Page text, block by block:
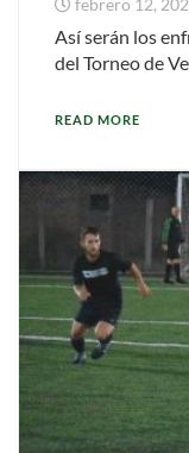
febrero 12,
Así serán los
del Torneo de
READ MORE